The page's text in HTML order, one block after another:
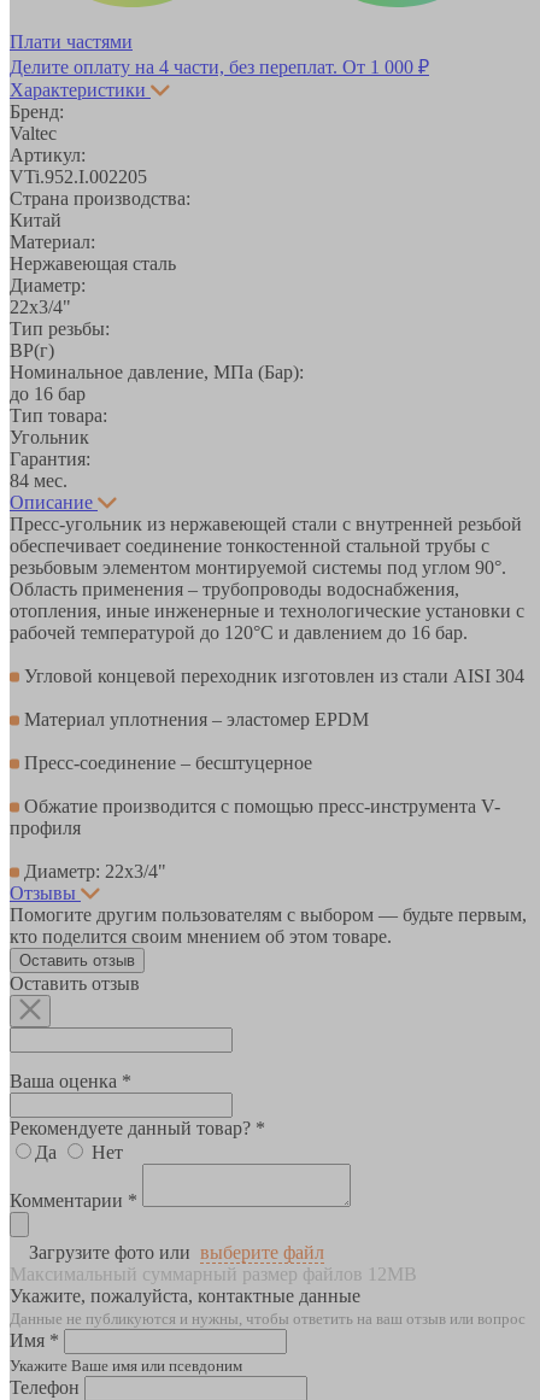
Плати частями
Делите оплату на 4 части, без переплат. От 1 000 ₽
Характеристики
Бренд:
Valtec
Артикул:
VTi.952.I.002205
Страна производства:
Китай
Материал:
Нержавеющая сталь
Диаметр:
22х3/4"
Тип резьбы:
ВР(г)
Номинальное давление, МПа (Бар):
до 16 бар
Тип товара:
Угольник
Гарантия:
84 мес.
Описание
Пресс-угольник из нержавеющей стали с внутренней резьбой
обеспечивает соединение тонкостенной стальной трубы с
резьбовым элементом монтируемой системы под углом 90°.
Область применения – трубопроводы водоснабжения,
отопления, иные инженерные и технологические установки с
рабочей температурой до 120°С и давлением до 16 бар.
Угловой концевой переходник изготовлен из стали AISI 304
Материал уплотнения – эластомер EPDM
Пресс-соединение – бесштуцерное
Обжатие производится с помощью пресс-инструмента V-
профиля
Диаметр: 22х3/4"
Отзывы
Помогите другим пользователям с выбором — будьте первым,
кто поделится своим мнением об этом товаре.
Оставить отзыв
Оставить отзыв
Ваша оценка *
Рекомендуете данный товар? *
Да
Нет
Комментарии *
Загрузите фото или выберите файл
Максимальный суммарный размер файлов 12MB
Укажите, пожалуйста, контактные данные
Данные не публикуются и нужны, чтобы ответить на ваш отзыв или вопрос
Имя *
Укажите Ваше имя или псевдоним
Телефон